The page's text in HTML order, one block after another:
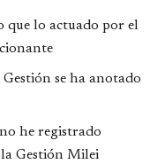
que lo actuado por el
se ha anotado
he registrado
la Gestión Milei